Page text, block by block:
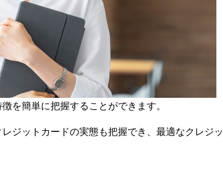
を簡単に把握することができます。
ジットカードの実態も把握でき、最適なクレジッ